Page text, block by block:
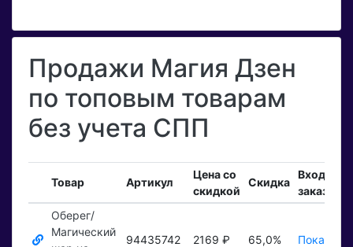
Продажи Магия Дзен
по топовым товарам
без учета СПП
Товар Артикул
Цена со
скидкой
Скидка
заказы
Оберег/
Магический
94435742 2169 ₽ 65,0% Показать